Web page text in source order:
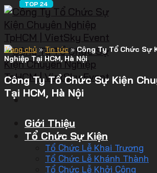
Giới Thiệu
Tổ Chức Sự Kiện
Tổ Chức Lễ Khai Trương
Tổ Chức Lễ Khánh Thành
Tổ Chức Lễ Khởi Công
Trang chủ » Tin tức » Công Ty Tổ Chức Sự
Nghiệp Tại HCM, Hà Nội
Công Ty Tổ Chức Sự Kiện
Tại HCM, Hà Nội